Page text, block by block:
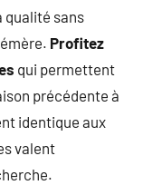
qualité sans
Profitez
qui permettent
précédente à
identique aux
valent